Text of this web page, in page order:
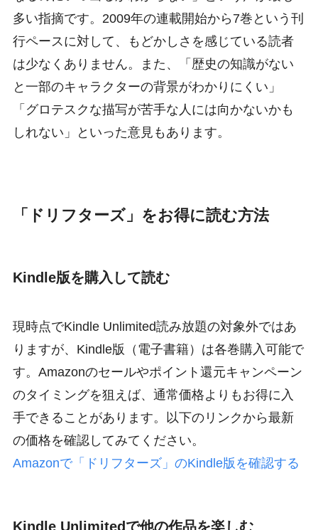
多い指摘です。2009年の連載開始から7巻という刊
行ペースに対して、もどかしさを感じている読者
は少なくありません。また、「歴史の知識がない
と一部のキャラクターの背景がわかりにくい」
「グロテスクな描写が苦手な人には向かないかも
しれない」といった意見もあります。
「ドリフターズ」をお得に読む方法
Kindle版を購入して読む
現時点でKindle Unlimited読み放題の対象外ではあ
りますが、Kindle版（電子書籍）は各巻購入可能で
す。Amazonのセールやポイント還元キャンペーン
のタイミングを狙えば、通常価格よりもお得に入
手できることがあります。以下のリンクから最新
の価格を確認してみてください。
Amazonで「ドリフターズ」のKindle版を確認する
Kindle Unlimitedで他の作品を楽しむ